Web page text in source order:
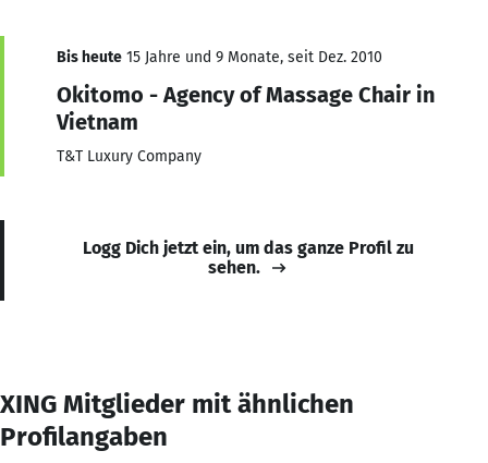
Bis heute 15 Jahre und 9 Monate, seit Dez. 2010
Okitomo - Agency of Massage Chair in
Vietnam
T&T Luxury Company
Logg Dich jetzt ein, um das ganze Profil zu
sehen.
XING Mitglieder mit ähnlichen
Profilangaben